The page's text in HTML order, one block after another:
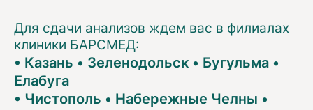
Для сдачи анализов ждем вас в филиалах
клиники БАРСМЕД:
• Казань • Зеленодольск • Бугульма •
Елабуга
• Чистополь • Набережные Челны •